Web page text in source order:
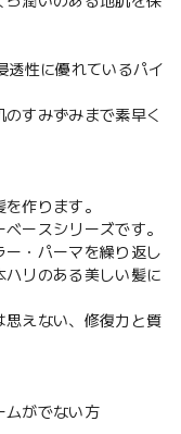
透性に優れているパイ
すみずみまで素早く
作ります。
ースシリーズです。
・パーマを繰り返し
リのある美しい髪に
思えない、修復力と質
ムがでない方